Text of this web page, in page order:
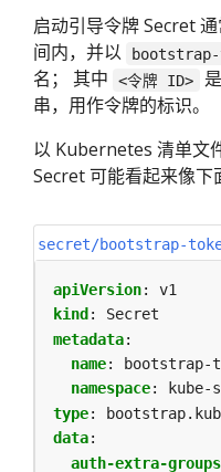
启动引导令牌 Secret
间内，并以
bootstrap-
名； 其中
<令牌 ID>
串，用作令牌的标识。
以 Kubernetes 清单文
Secret 可能看起来像下
secret/bootstrap-
apiVersion:
v1
kind :
Secret
metadata:
name:
bootstrap-
namespace:
kube-
type:
data:
auth-extra-groups